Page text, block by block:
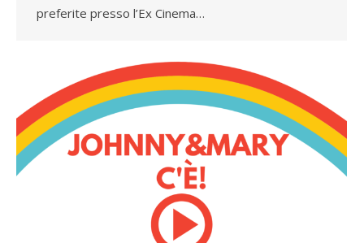
preferite presso l’Ex Cinema…